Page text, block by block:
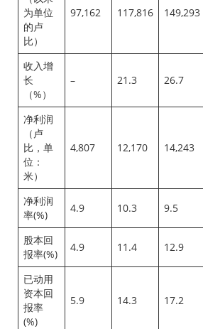
为单位
的卢
比）
97,162 117,816 149,293
收入增
长
（%）
– 21.3 26.7
净利润
（卢
比，单
位：
米）
4,807 12,170 14,243
净利润
率(%)
4.9 10.3 9.5
股本回
报率(%)
4.9 11.4 12.9
已动用
资本回
报率
(%)
5.9 14.3 17.2